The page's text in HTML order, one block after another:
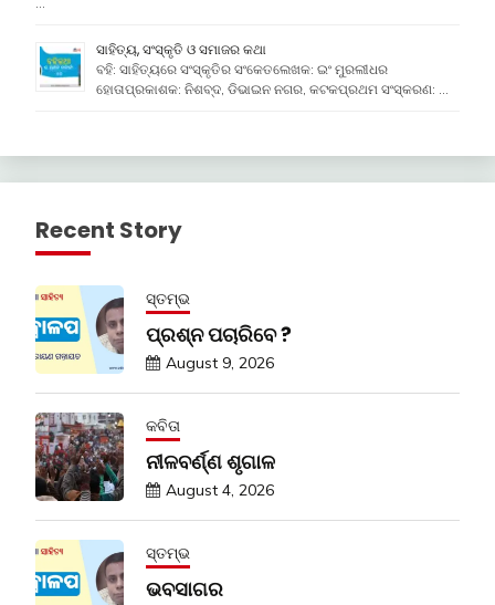
ସାହିତ୍ୟ, ସଂସ୍କୃତି ଓ ସମାଜର କଥା
ବହି: ସାହିତ୍ୟରେ ସଂସ୍କୃତିର ସଂକେତଲେଖକ: ଇଂ ମୁରଲୀଧର
ହୋତାପ୍ରକାଶକ: ନିଶବ୍ଦ, ଡିଭାଇନ ନଗର, କଟକପ୍ରଥମ ସଂସ୍କରଣ: …
Recent Story
ସ୍ତମ୍ଭ
ପ୍ରଶ୍ନ ପଚାରିବେ ?
August 9, 2026
କବିତା
ନୀଳବର୍ଣ୍ଣ ଶୃଗାଳ
August 4, 2026
ସ୍ତମ୍ଭ
ଭବସାଗର